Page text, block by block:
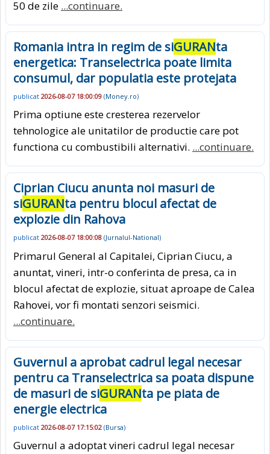
50 de zile ...continuare.
Romania intra in regim de siGURANta
energetica: Transelectrica poate limita
consumul, dar populatia este protejata
publicat 2026-08-07 18:00:09 (Money.ro)
Prima optiune este cresterea rezervelor
tehnologice ale unitatilor de productie care pot
functiona cu combustibili alternativi. ...continuare.
Ciprian Ciucu anunta noi masuri de
siGURANta pentru blocul afectat de
explozie din Rahova
publicat 2026-08-07 18:00:08 (Jurnalul-National)
Primarul General al Capitalei, Ciprian Ciucu, a
anuntat, vineri, intr-o conferinta de presa, ca in
blocul afectat de explozie, situat aproape de Calea
Rahovei, vor fi montati senzori seismici.
...continuare.
Guvernul a aprobat cadrul legal necesar
pentru ca Transelectrica sa poata dispune
de masuri de siGURANta pe piata de
energie electrica
publicat 2026-08-07 17:15:02 (Bursa)
Guvernul a adoptat vineri cadrul legal necesar